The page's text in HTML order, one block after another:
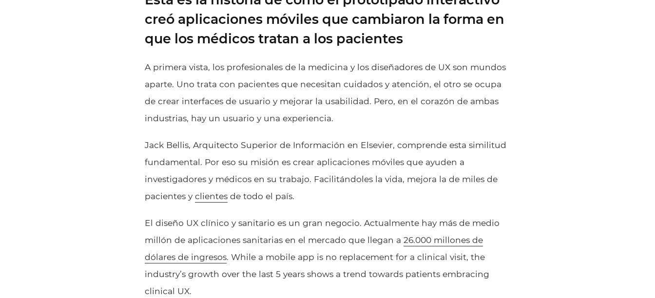
creó aplicaciones móviles que cambiaron la forma en
que los médicos tratan a los pacientes
A primera vista, los profesionales de la medicina y los diseñadores de UX son mundos
aparte. Uno trata con pacientes que necesitan cuidados y atención, el otro se ocupa
de crear interfaces de usuario y mejorar la usabilidad. Pero, en el corazón de ambas
industrias, hay un usuario y una experiencia.
Jack Bellis, Arquitecto Superior de Información en Elsevier, comprende esta similitud
fundamental. Por eso su misión es crear aplicaciones móviles que ayuden a
investigadores y médicos en su trabajo. Facilitándoles la vida, mejora la de miles de
pacientes y clientes de todo el país.
El diseño UX clínico y sanitario es un gran negocio. Actualmente hay más de medio
millón de aplicaciones sanitarias en el mercado que llegan a 26.000 millones de
dólares de ingresos. While a mobile app is no replacement for a clinical visit, the
industry’s growth over the last 5 years shows a trend towards patients embracing
clinical UX.